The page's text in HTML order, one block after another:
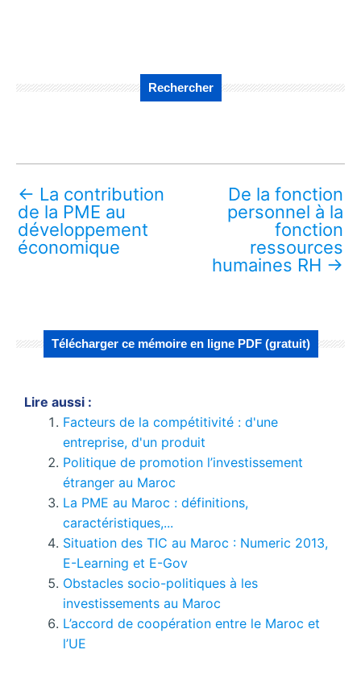
Rechercher
← La contribution
de la PME au
développement
économique
De la fonction
personnel à la
fonction
ressources
humaines RH →
Télécharger ce mémoire en ligne PDF (gratuit)
Lire aussi :
Facteurs de la compétitivité : d'une
entreprise, d'un produit
Politique de promotion l’investissement
étranger au Maroc
La PME au Maroc : définitions,
caractéristiques,...
Situation des TIC au Maroc : Numeric 2013,
E-Learning et E-Gov
Obstacles socio-politiques à les
investissements au Maroc
L’accord de coopération entre le Maroc et
l’UE